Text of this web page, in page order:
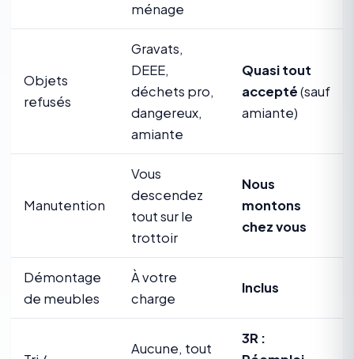
ménage
Objets
refusés
Gravats,
DEEE,
déchets pro,
dangereux,
amiante
Quasi tout
accepté(sauf
amiante)
Manutention
Vous
descendez
tout sur le
trottoir
Nous
montons
chez vous
Démontage
de meubles
À votre
charge
Inclus
Aucune, tout
3R :